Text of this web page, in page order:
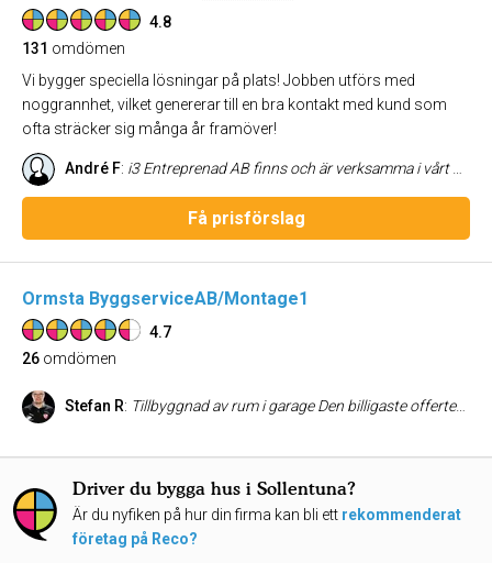
4.8
131 omdömen
Vi bygger speciella lösningar på plats! Jobben utförs med
noggrannhet, vilket genererar till en bra kontakt med kund som
ofta sträcker sig många år framöver!
André F: i3 Entreprenad AB finns och är verksamma i vårt område. Flera bekanta och vänner hade tidigare anlitat deras tjänster och rekommenderat dem till oss när vi ville bygga om vår stora balkong. När vi hade bestämt oss för alla detaljer och en tidsplan gjorde de ett anmärkningsvärt bra jobb, inklusive att föreslå välkomna förbättringar av vår ursprungliga design. Arbetet levererades i tid och inom budget och vi hade en överlag mycket trevlig upplevelse. Vi rekommenderar dem starkt.
Få prisförslag
Ormsta ByggserviceAB/Montage1
4.7
26 omdömen
Stefan R: Tillbyggnad av rum i garage Den billigaste offerten av de vi tog in. Trevligt bemötande av arbetsledare! Körde igång på utsatt tid, blev klara i stort när de sagt från början. Gjorde även några saker som ej fanns i offerten utan att ta extra betalt för det, bland annat mera isolering i golvet för att de tyckte de blev bättre = seriöst! Mycket nöjda! Kan absolut rekommendera Ormsta bygg.
Driver du bygga hus i Sollentuna?
Är du nyfiken på hur din firma kan bli ett rekommenderat
företag på Reco?